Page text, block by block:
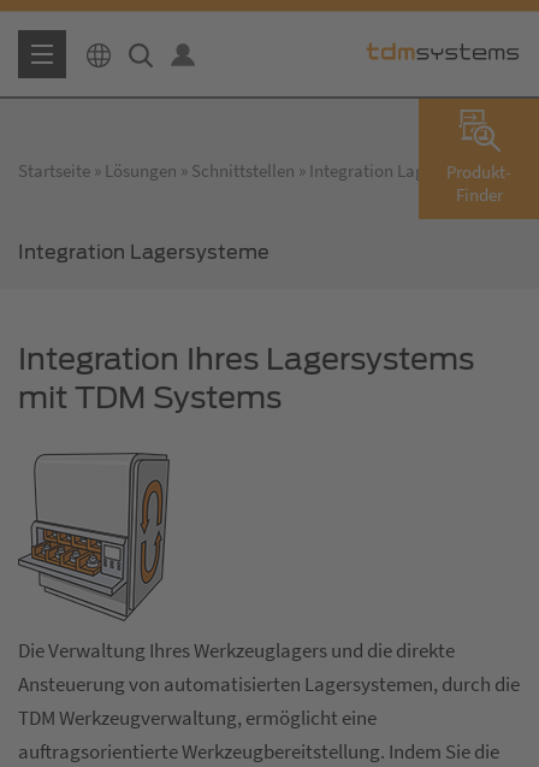
Produkt-
Finder
Startseite Lösungen Schnittstellen Integration Lagersysteme
Integration Lagersysteme
Integration Ihres Lagersystems
mit TDM Systems
Die Verwaltung Ihres Werkzeuglagers und die direkte
Ansteuerung von automatisierten Lagersystemen, durch die
TDM Werkzeugverwaltung, ermöglicht eine
auftragsorientierte Werkzeugbereitstellung. Indem Sie die